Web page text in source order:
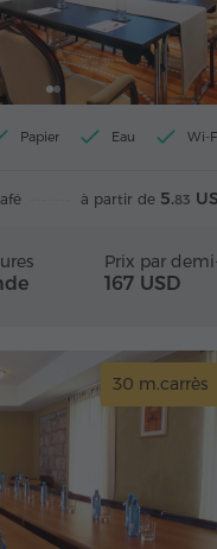
Papier Eau Wi-
à partir de 5.83
Prix par
167 USD
30 m.carrès